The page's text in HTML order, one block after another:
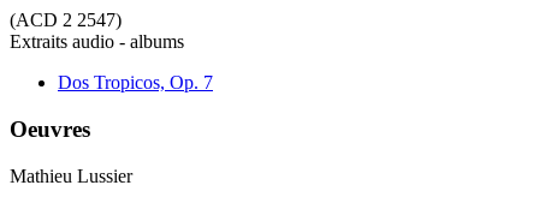
(ACD 2 2547)
Extraits audio - albums
Dos Tropicos, Op. 7
Oeuvres
Mathieu Lussier